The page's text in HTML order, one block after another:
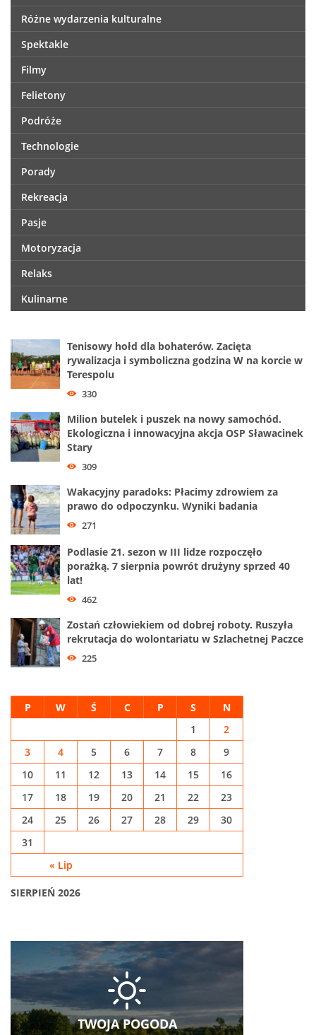
Różne wydarzenia kulturalne
Spektakle
Filmy
Felietony
Podróże
Technologie
Porady
Rekreacja
Pasje
Motoryzacja
Relaks
Kulinarne
Tenisowy hołd dla bohaterów. Zacięta
rywalizacja i symboliczna godzina W na korcie w
Terespolu
330
Milion butelek i puszek na nowy samochód.
Ekologiczna i innowacyjna akcja OSP Sławacinek
Stary
309
Wakacyjny paradoks: Płacimy zdrowiem za
prawo do odpoczynku. Wyniki badania
271
Podlasie 21. sezon w III lidze rozpoczęło
porażką. 7 sierpnia powrót drużyny sprzed 40
lat!
462
Zostań człowiekiem od dobrej roboty. Ruszyła
rekrutacja do wolontariatu w Szlachetnej Paczce
225
SIERPIEŃ 2026
P W Ś C P S N
« Lip
1
2
3
4 5 6 7 8
9
10
11 12 13 14 15
16
17
18 19 20 21 22
23
24
25 26 27 28 29
30
31
TWOJA POGODA